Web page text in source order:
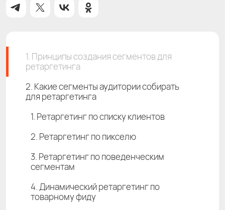
1. Принципы создания сегментов для
ретаргетинга
2. Какие сегменты аудитории собирать
для ретаргетинга
1. Ретаргетинг по списку клиентов
2. Ретаргетинг по пикселю
3. Ретаргетинг по поведенческим
сегментам
4. Динамический ретаргетинг по
товарному фиду